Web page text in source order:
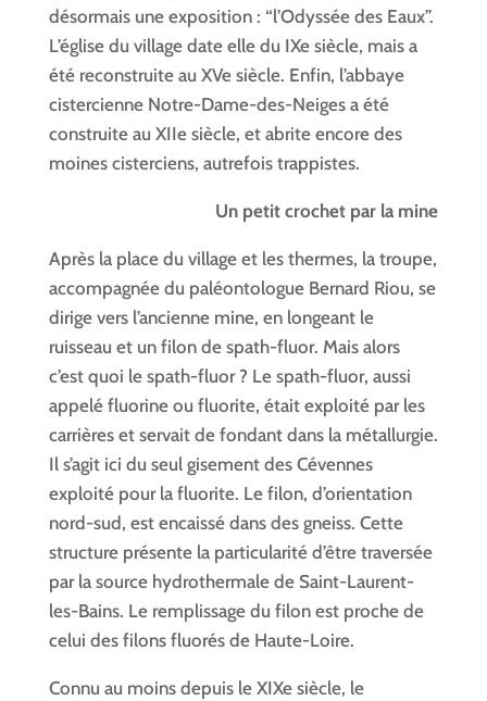
désormais une exposition : “l’Odyssée des Eaux”.
L’église du village date elle du IXe siècle, mais a
été reconstruite au XVe siècle. Enfin, l’abbaye
cistercienne Notre-Dame-des-Neiges a été
construite au XIIe siècle, et abrite encore des
moines cisterciens, autrefois trappistes.
Un petit crochet par la mine
Après la place du village et les thermes, la troupe,
accompagnée du paléontologue Bernard Riou, se
dirige vers l’ancienne mine, en longeant le
ruisseau et un filon de spath-fluor. Mais alors
c’est quoi le spath-fluor ? Le spath-fluor, aussi
appelé fluorine ou fluorite, était exploité par les
carrières et servait de fondant dans la métallurgie.
Il s’agit ici du seul gisement des Cévennes
exploité pour la fluorite. Le filon, d’orientation
nord-sud, est encaissé dans des gneiss. Cette
structure présente la particularité d’être traversée
par la source hydrothermale de Saint-Laurent-
les-Bains. Le remplissage du filon est proche de
celui des filons fluorés de Haute-Loire.
Connu au moins depuis le XIXe siècle, le